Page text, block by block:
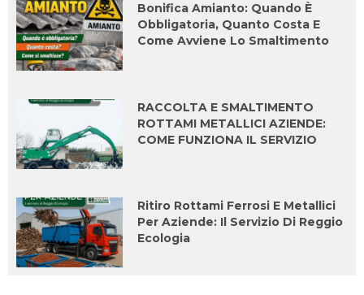
Bonifica Amianto: Quando È
Obbligatoria, Quanto Costa E
Come Avviene Lo Smaltimento
RACCOLTA E SMALTIMENTO
ROTTAMI METALLICI AZIENDE:
COME FUNZIONA IL SERVIZIO
Ritiro Rottami Ferrosi E Metallici
Per Aziende: Il Servizio Di Reggio
Ecologia